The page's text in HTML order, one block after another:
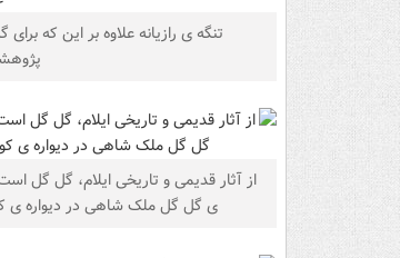
تنگه ی رازیانه علاوه بر این که
ی گل گل ملک شاهی در دیواره ی کوه